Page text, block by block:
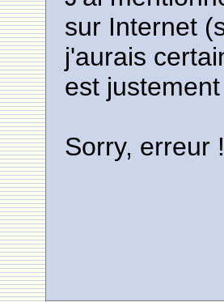
sur Internet
j'aurais
est
Sorry, erreur !